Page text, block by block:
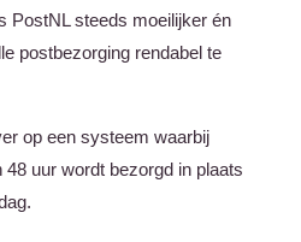
PostNL steeds moeilijker én
postbezorging rendabel te
op een systeem waarbij
uur wordt bezorgd in plaats